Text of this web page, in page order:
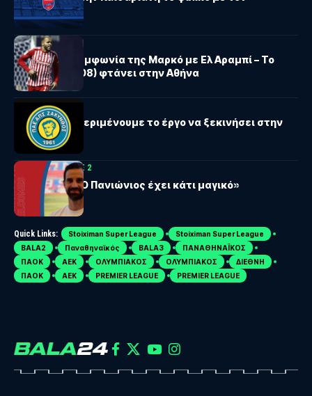
Παναιτωλικό
ΜΑΡΚΌ
Οριστική η συμφωνία της Μαρκό με Ελ Αραμπί – Το
Σάββατο (01/08) φτάνει στην Αθήνα
ΖΆΚΥΝΘΟΣ
Ζάκυνθος: «Περιμένουμε το έργο να ξεκινήσει στην
πράξη»
SUPERBET LEAGUE 2
Αυλωνίτης: «Ο Πανιώνιος έχει κάτι μαγικό»
Quick Links: Stoiximan Super League
Stoiximan Super League
BALA2
Παναθηναϊκός BALA3
ΠΑΝΑΘΗΝΑΪΚΟΣ
ΠΑΟΚ
ΑΕΚ ΟΛΥΜΠΙΑΚΟΣ ΟΛΥΜΠΙΑΚΟΣ
ΔΙΕΘΝΗ
ΠΑΟΚ
ΑΕΚ PREMIER LEAGUE PREMIER LEAGUE